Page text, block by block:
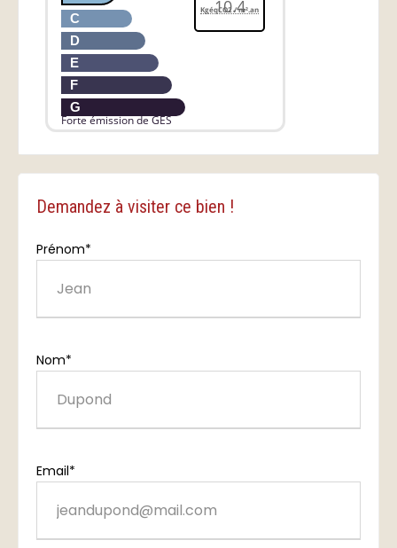
C
D
E
F
G
Forte émission de GES
10.4
KgéqCO2 / m².an
Demandez à visiter ce bien !
Prénom*
Nom*
Email*